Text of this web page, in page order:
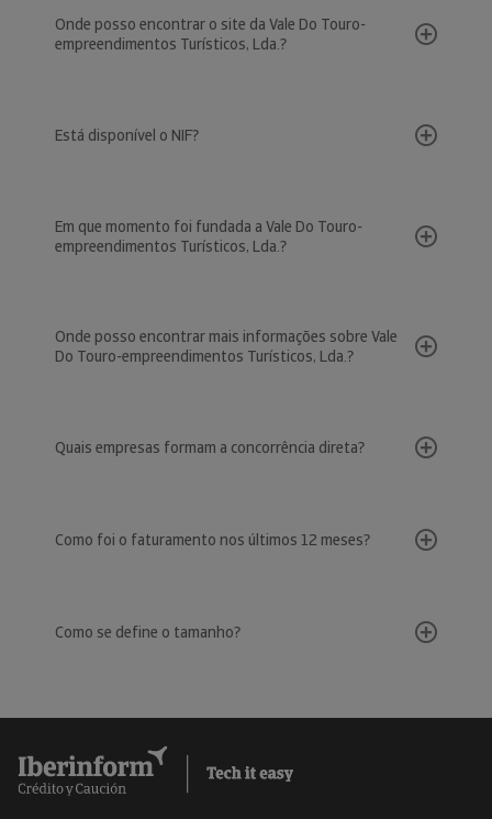
Onde posso encontrar o site da Vale Do Touro-
empreendimentos Turísticos, Lda.?
Está disponível o NIF?
Em que momento foi fundada a Vale Do Touro-
empreendimentos Turísticos, Lda.?
Onde posso encontrar mais informações sobre Vale
Do Touro-empreendimentos Turísticos, Lda.?
Quais empresas formam a concorrência direta?
Como foi o faturamento nos últimos 12 meses?
Como se define o tamanho?